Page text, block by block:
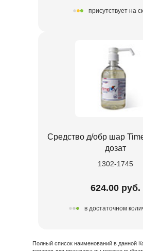
присутствует на
Средство д/обр шар
дозат
1302-1745
624.00 руб.
в достаточном
Полный список наименований в данной